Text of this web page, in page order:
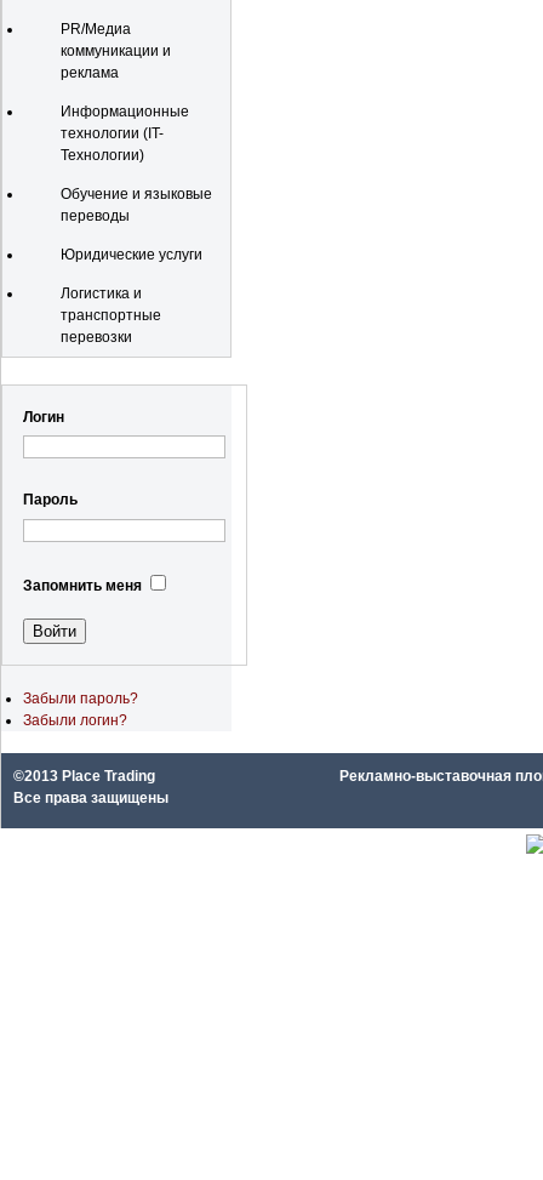
PR/Медиа
коммуникации и
реклама
Информационные
технологии (IT-
Технологии)
Обучение и языковые
переводы
Юридические услуги
Логистика и
транспортные
перевозки
Логин
Пароль
Запомнить меня
Забыли пароль?
Забыли логин?
©2013 Place Trading
Все права защищены
Рекламно-выставочная